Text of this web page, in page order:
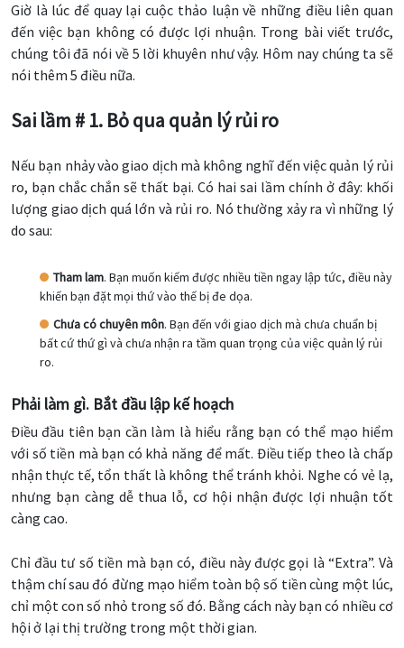
Giờ là lúc để quay lại cuộc thảo luận về những điều liên quan
đến việc bạn không có được lợi nhuận. Trong bài viết trước,
chúng tôi đã nói về 5 lời khuyên như vậy. Hôm nay chúng ta sẽ
nói thêm 5 điều nữa.
Sai lầm # 1. Bỏ qua quản lý rủi ro
Nếu bạn nhảy vào giao dịch mà không nghĩ đến việc quản lý rủi
ro, bạn chắc chắn sẽ thất bại. Có hai sai lầm chính ở đây: khối
lượng giao dịch quá lớn và rủi ro. Nó thường xảy ra vì những lý
do sau:
Tham lam. Bạn muốn kiếm được nhiều tiền ngay lập tức, điều này
khiến bạn đặt mọi thứ vào thế bị đe dọa.
Chưa có chuyên môn. Bạn đến với giao dịch mà chưa chuẩn bị
bất cứ thứ gì và chưa nhận ra tầm quan trọng của việc quản lý rủi
ro.
Phải làm gì. Bắt đầu lập kế hoạch
Điều đầu tiên bạn cần làm là hiểu rằng bạn có thể mạo hiểm
với số tiền mà bạn có khả năng để mất. Điều tiếp theo là chấp
nhận thực tế, tổn thất là không thể tránh khỏi. Nghe có vẻ lạ,
nhưng bạn càng dễ thua lỗ, cơ hội nhận được lợi nhuận tốt
càng cao.
Chỉ đầu tư số tiền mà bạn có, điều này được gọi là “Extra”. Và
thậm chí sau đó đừng mạo hiểm toàn bộ số tiền cùng một lúc,
chỉ một con số nhỏ trong số đó. Bằng cách này bạn có nhiều cơ
hội ở lại thị trường trong một thời gian.